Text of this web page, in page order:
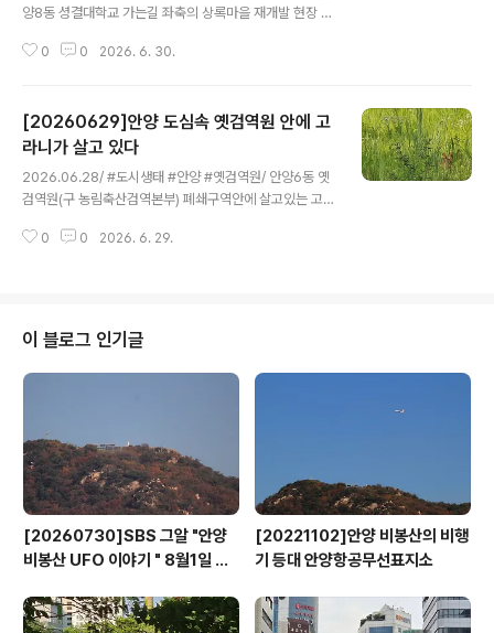
양8동 셩결대학교 가는길 좌축의 상록마을 재개발 현장 터
전국적 유명세를 타기도 했던 동네로 2007년 크리스마스
사라졌다. 새로 들어서는 아파트 단지 이름은 안양자이 헤
리티온. [사라진마을 이름] ■상록마을(常綠洞)안양8동 1
1통 지역으로, 골안 동쪽에 위치해 있다. 예전에는 야산으
로 돌이 많았던 곳인데 푸른 숲으로 둘러쌓인 마을이라 하
여 상록마을 (常綠洞)이라 칭했다고 한다. 1990년 10월
경부터 성도, 대신, 일진, 한진, 삼성빌라 등이 들어서면서
0 0 2026. 6. 30.
[20260629]안양 도심속 옛검역원 안에 고
라니가 살고 있다
2026.06.28/ #도시생태 #안양 #옛검역원/ 안양6동 옛
검역원(구 농림축산검역본부) 폐쇄구역안에 살고있는 고라
부 부지내 서쪽에 있던 시설들을 철거하고 그 구역에 노외
못한 개체가 남아 있는것 아닌가 추정된다. 발견 당시 이 개
체는 검역원 본관동앞 왕개미정원과 새로 조성한 노외주차
장 중간의 철조망에 들러쌓여 사람의 출입이 제한된 페쇄
확인된 것이다. 한편 옛검역원에 고라니가 ..
0 0 2026. 6. 29.
이 블로그 인기글
[20260730]SBS 그알 "안양
비봉산 UFO 이야기 " 8월1일 방
[20221102]안양 비봉산의 비행
기 등대 안양항공무선표지소